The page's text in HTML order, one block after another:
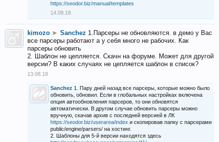
https://seodor.biz/manual/templates
14.08.18
kimozo ► Sanchez 1.Парсеры не обновляются. в демо у Вас
все парсеры работают а у себя много не рабочих. Как
парсеры обновить
2. Шаблон не цепляется. Скачн на форуме. Может для другой
версии? В каких случаях не цепляется шаблон в список?
13.08.18
Sanchez 1. Пару дней назад все парсеры, которые можно было
обновить, обновил. Если в глобальных настройках включена
опция автообновления парсеров, то они обновятся
автоматически. В другом случае обновить парсеры можно
вручную, скачав архив с последней версией в ЛК
https://seodor.biz/userarea/index и скопировав папку с парсерами
public/engine/parsers/ на хостинг.
2. Шаблоны для 5-й версии находятся здесь